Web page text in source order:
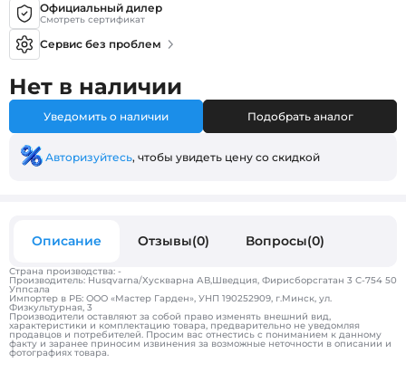
Официальный дилер
Смотреть сертификат
Сервис без проблем
Нет в наличии
Уведомить о наличии Подобрать аналог
Авторизуйтесь, чтобы увидеть цену со скидкой
Описание Отзывы(0) Вопросы(0)
Страна производства: -
Производитель: Husqvarna/Хускварна АВ,Шведция, Фирисборсгатан 3 С-754 50
Уппсала
Импортер в РБ: ООО «Мастер Гарден», УНП 190252909, г.Минск, ул.
Физкультурная, 3
Производители оставляют за собой право изменять внешний вид,
характеристики и комплектацию товара, предварительно не уведомляя
продавцов и потребителей. Просим вас отнестись с пониманием к данному
факту и заранее приносим извинения за возможные неточности в описании и
фотографиях товара.